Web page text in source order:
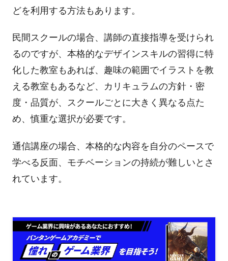
どを利用する方法もあります。
民間スクールの場合、講師の直接指導を受けられ
るのですが、本格的なデザインスキルの習得に特
化した教室もあれば、趣味の範囲でイラストを教
える教室もあるなど、カリキュラムの方針・密
度・品質が、スクールごとに大きく異なる点た
め、慎重な選択が必要です。
通信講座の場合、本格的な内容を自分のペースで
学べる反面、モチベーションの持続が難しいとさ
れています。